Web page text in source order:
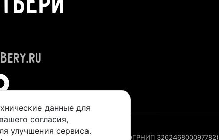
Александровна (ИНН 245211492400, ОГРНИП 326246800097782)
данные для
согласия,
улучшения сервиса.